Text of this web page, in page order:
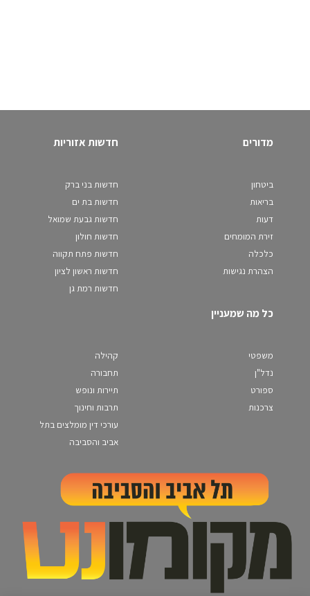
מדורים
ביטחון
בריאות
דעות
זירת המומחים
כלכלה
הצהרת נגישות
חדשות אזוריות
חדשות בני ברק
חדשות בת ים
חדשות גבעת שמואל
חדשות חולון
חדשות פתח תקווה
חדשות ראשון לציון
חדשות רמת גן
כל מה שמעניין
משפטי
נדל"ן
ספורט
צרכנות
קהילה
תחבורה
תיירות ונופש
תרבות וחינוך
עורכי דין מומלצים בתל
אביב והסביבה